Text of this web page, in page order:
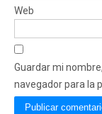
Web
Guardar mi
navegador para la